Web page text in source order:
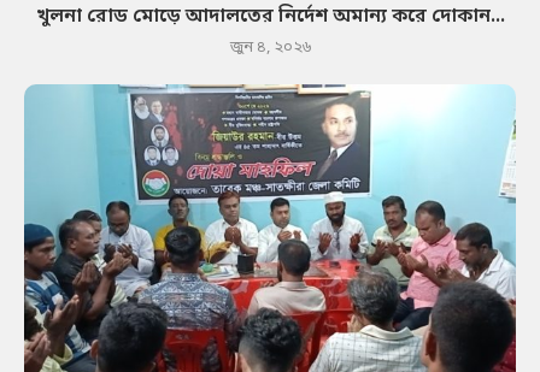
খুলনা রোড মোড়ে আদালতের নির্দেশ অমান্য করে দোকান...
জুন ৪, ২০২৬